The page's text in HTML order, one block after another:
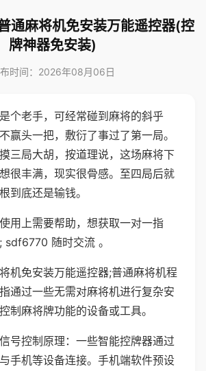
通麻将机免安装万能遥控器(控
牌神器免安装)
时间：2026年08月06日
个老手，可经常碰到麻将的斜乎
赢头一把，敷衍了事过了第一局。
三局大胡，按道理说，这场麻将下
很丰满，现实很骨感。至四局后就
到底还是输钱。
用上需要帮助，想获取一对一指
sdf6770 随时交流 。
机免安装万能遥控器;普通麻将机程
通过一些无需对麻将机进行复杂安
制麻将牌功能的设备或工具。
号控制原理：一些智能控牌器通过
手机等设备连接。手机端软件预设